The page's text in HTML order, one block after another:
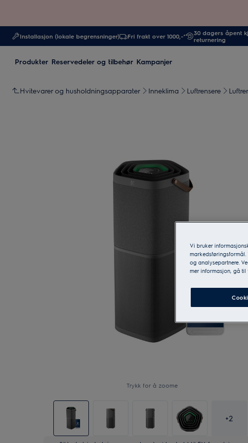
Installasjon (lokale begrensninger) Fri frakt over 1000,-*
30 dagers åpent
returnering
Produkter Reservedeler og tilbehør Kampanjer
Hvitevarer og husholdningsapparater Inneklima Luftrensere
Trykk for å zoome
+2
Vi bruker
og analysepartnere.
mer informasjon, gå til